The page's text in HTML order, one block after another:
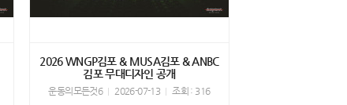
2026 WNGP김포 & MUSA김포 & ANBC
김포 무대디자인 공개
운동의모든것6 2026-07-13 조회 : 316